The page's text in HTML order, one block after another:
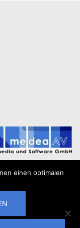
einen optimalen